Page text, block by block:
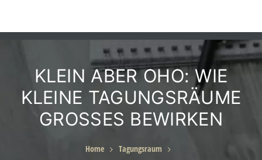
KLEIN ABER OHO: WIE
KLEINE TAGUNGSRÄUME
GROSSES BEWIRKEN
Home
Tagungsraum